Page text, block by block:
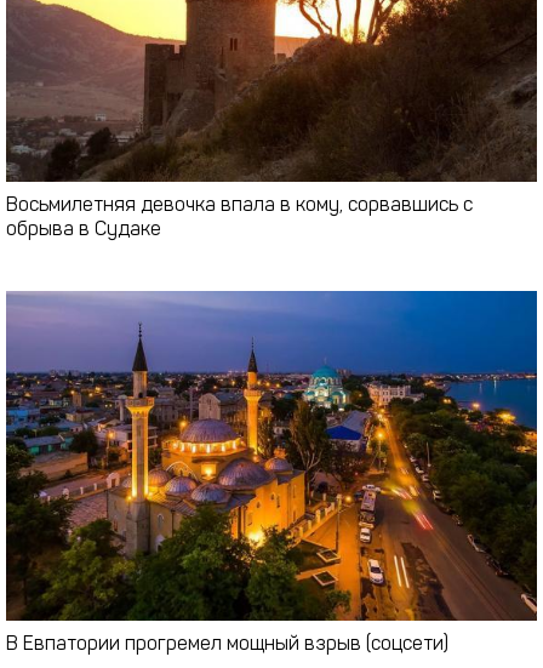
Восьмилетняя девочка впала в кому, сорвавшись с
обрыва в Судаке
В Евпатории прогремел мощный взрыв (соцсети)